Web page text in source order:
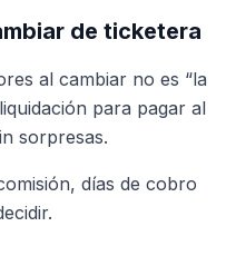
de ticketera
al cambiar no es “la
para pagar al
sorpresas.
días de cobro